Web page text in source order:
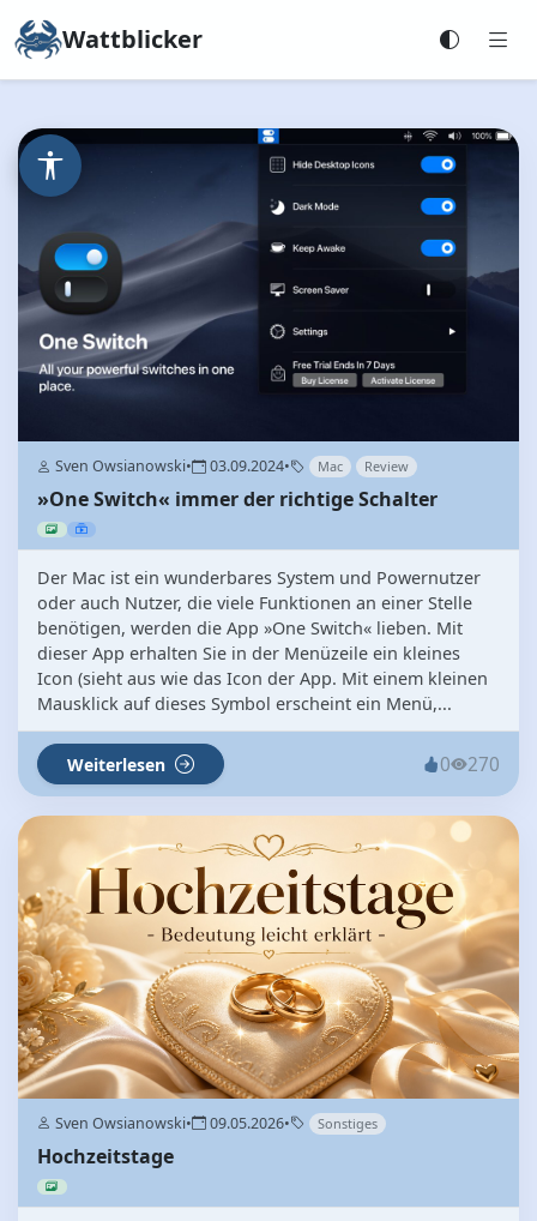
Wattblicker
Sven Owsianowski• 03.09.2024• Mac Review
»One Switch« immer der richtige Schalter
Der Mac ist ein wunderbares System und Powernutzer
oder auch Nutzer, die viele Funktionen an einer Stelle
benötigen, werden die App »One Switch« lieben. Mit
dieser App erhalten Sie in der Menüzeile ein kleines
Icon (sieht aus wie das Icon der App. Mit einem kleinen
Mausklick auf dieses Symbol erscheint ein Menü,...
Weiterlesen 0 270
Sven Owsianowski• 09.05.2026• Sonstiges
Hochzeitstage